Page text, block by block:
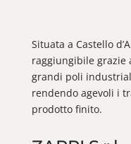
Situata a Castello
raggiungibile grazie
grandi poli
rendendo agevoli i
prodotto finito.